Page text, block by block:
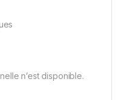
n’est disponible.